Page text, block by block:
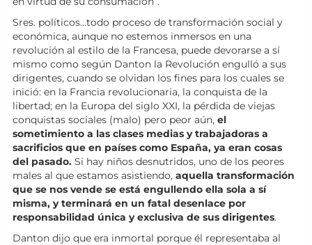
Sres. políticos…todo proceso de transformación social y
económica, aunque no estemos inmersos en una
revolución al estilo de la Francesa, puede devorarse a sí
mismo como según Danton la Revolución engulló a sus
dirigentes, cuando se olvidan los fines para los cuales se
inició: en la Francia revolucionaria, la conquista de la
libertad; en la Europa del siglo XXI, la pérdida de viejas
conquistas sociales (malo) pero peor aún, el
sometimiento a las clases medias y trabajadoras a
sacrificios que en países como España, ya eran cosas
del pasado. Si hay niños desnutridos, uno de los peores
males al que estamos asistiendo, aquella transformación
que se nos vende se está engullendo ella sola a sí
misma, y terminará en un fatal desenlace por
responsabilidad única y exclusiva de sus dirigentes.
Danton dijo que era inmortal porque él representaba al